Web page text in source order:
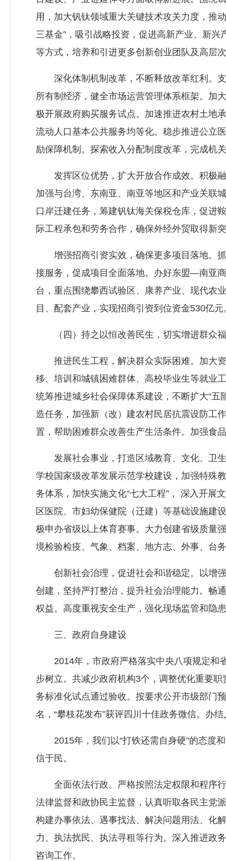
用，加大钒钛领域重大关键技术攻关力度，推
三基金”，吸引战略投资，促进高新产业、新
等方式，培养和引进更多创新创业团队及高层
深化体制机制改革，不断释放改革红利。支
所有制经济，健全市场运营管理体系框架。加
极开展政府购买服务试点。加速推进农村土地
流动人口基本公共服务均等化。稳步推进公立
励保障机制。探索收入分配制度改革，完成机
发挥区位优势，扩大开放合作成效。积极融
加强与台湾、东南亚、南亚等地区和产业关联
口岸迁建任务，筹建钒钛海关保税仓库，促进
际工程承包和劳务合作，确保外经外贸取得新
增强招商引资实效，确保更多项目落地。抓
接服务，促成项目全面落地。办好东盟—南亚
台，重点围绕攀西试验区、康养产业、现代农
目、配套产业，实现招商引资到位资金530亿元
（四）持之以恒改善民生，切实增进群众
推进民生工程，解决群众实际困难。加大资
移、培训和城镇困难群体、高校毕业生等就业
统筹推进城乡社会保障体系建设，不断扩大“
造任务，加强新（改）建农村民居抗震设防工
置，帮助困难群众改善生产生活条件。加强食
发展社会事业，打造区域教育、文化、卫生
学校国家级改革发展示范学校建设，加强特殊
务体系，加快实施文化“七大工程”， 深入开展
区医院、市妇幼保健院（迁建）等基础设施建
极申办省级以上体育赛事。大力创建省级质量
境检验检疫、气象、档案、地方志、外事、台
创新社会治理，促进社会和谐稳定。以增强
创建，坚持严打整治，提升社会治理能力。畅
权益。高度重视安全生产，强化现场监管和隐
三、政府自身建设
2014年，市政府严格落实中央八项规定和省
步树立。共减少政府机构3个，调整优化重要
务标准化试点通过验收。按要求公开市级部门
名，“攀枝花发布”获评四川十佳政务微信。办
2015年，我们以“打铁还需自身硬”的态度和
信于民。
全面依法行政。严格按照法定权限和程序行
法律监督和政协民主监督，认真听取各民主党
构建办事依法、遇事找法、解决问题用法、化
力、执法扰民、执法寻租等行为。深入推进政
咨询工作。